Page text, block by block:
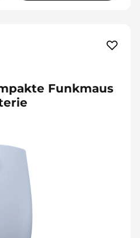
Funkmaus